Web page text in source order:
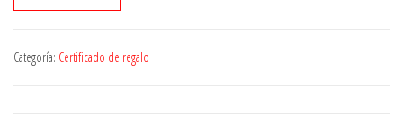
Categoría: Certificado de regalo